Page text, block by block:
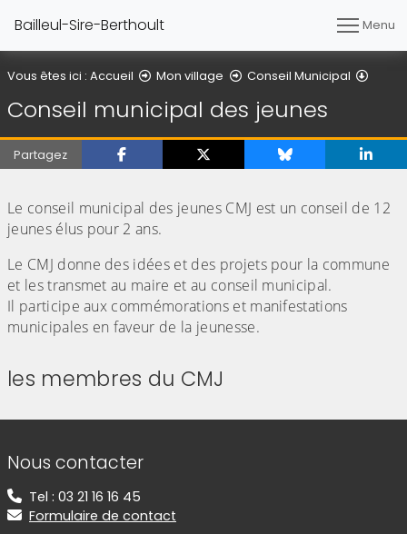
Bailleul-Sire-Berthoult Menu
Vous êtes ici : Accueil Mon village Conseil Municipal
Conseil municipal des jeunes
Partagez
Le conseil municipal des jeunes CMJ est un conseil de 12
jeunes élus pour 2 ans.
Le CMJ donne des idées et des projets pour la commune
et les transmet au maire et au conseil municipal.
Il participe aux commémorations et manifestations
municipales en faveur de la jeunesse.
les membres du CMJ
Informations de contact
Nous contacter
Tel : 03 21 16 16 45
Formulaire de contact